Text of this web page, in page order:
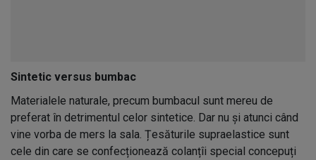
Sintetic versus bumbac
Materialele naturale, precum bumbacul sunt mereu de
preferat în detrimentul celor sintetice. Dar nu și atunci când
vine vorba de mers la sala. Țesăturile supraelastice sunt
cele din care se confecționează colanțîi special concepuți